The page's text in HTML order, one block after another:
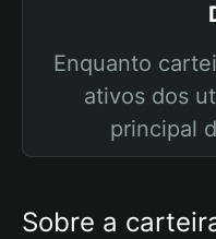
Enquanto
ativos dos
principal
Sobre a